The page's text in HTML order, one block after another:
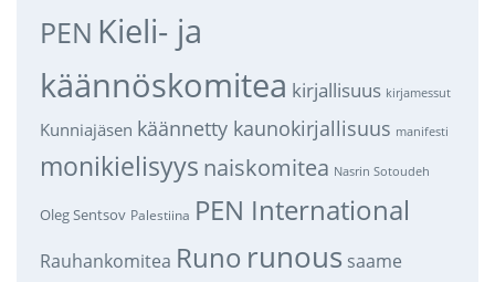
PEN Kieli- ja
käännöskomitea kirjallisuus kirjamessut
Kunniajäsen käännetty kaunokirjallisuus manifesti
monikielisyys naiskomitea Nasrin Sotoudeh
Oleg Sentsov Palestiina PEN International
Rauhankomitea Runo runous saame